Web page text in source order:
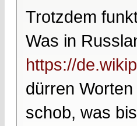
Trotzdem
Was in
https://
dürren
schob, was